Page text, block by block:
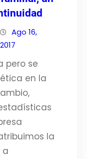
Ago 16,
2017
pero se
en la
la
a